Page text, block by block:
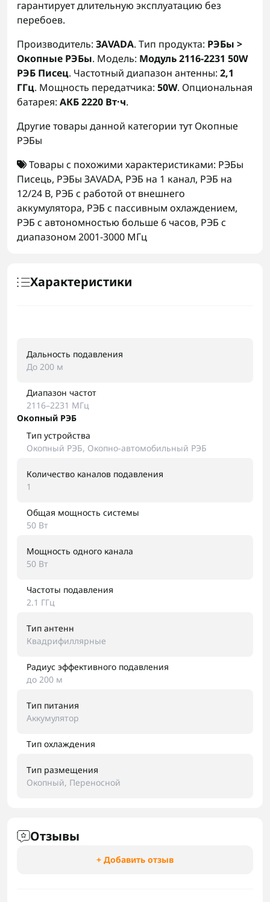
гарантирует длительную эксплуатацию без
перебоев.
Производитель: ЗАVADA. Тип продукта: РЭБы >
Окопные РЭБы. Модель: Модуль 2116-2231 50W
РЭБ Писец. Частотный диапазон антенны: 2,1
ГГц. Мощность передатчика: 50W. Опциональная
батарея: АКБ 2220 Вт·ч.
Другие товары данной категории тутОкопные
РЭБы
Товары с похожими характеристиками: РЭБы
Писець, РЭБы ЗАVADA, РЭБ на 1 канал, РЭБ на
12/24 В, РЭБ с работой от внешнего
аккумулятора, РЭБ с пассивным охлаждением,
РЭБ с автономностью больше 6 часов, РЭБ с
диапазоном 2001-3000 МГц
Характеристики
Дальность подавления
До 200 м
Диапазон частот
2116–2231 МГц
Окопный РЭБ
Тип устройства
Окопный РЭБ, Окопно-автомобильный РЭБ
Количество каналов подавления
1
Общая мощность системы
50 Вт
Мощность одного канала
50 Вт
Частоты подавления
2.1 ГГц
Тип антенн
Квадрифиллярные
Радиус эффективного подавления
до 200 м
Тип питания
Аккумулятор
Тип охлаждения
Тип размещения
Окопный, Переносной
Отзывы
+ Добавить отзыв